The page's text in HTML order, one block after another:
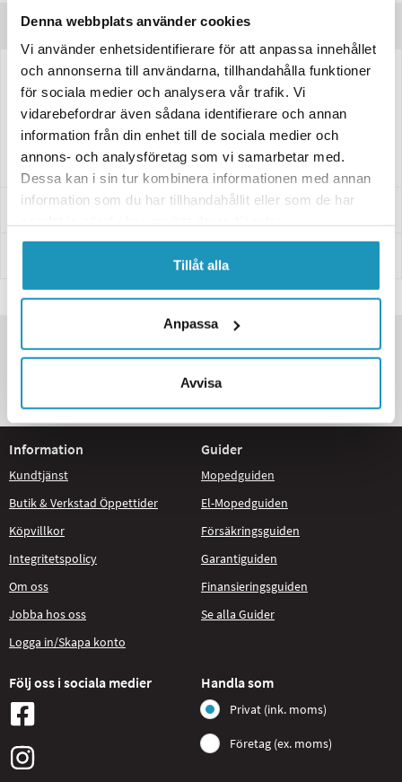
Denna webbplats använder cookies
Vi använder enhetsidentifierare för att anpassa innehållet
och annonserna till användarna, tillhandahålla funktioner
för sociala medier och analysera vår trafik. Vi
vidarebefordrar även sådana identifierare och annan
information från din enhet till de sociala medier och
annons- och analysföretag som vi samarbetar med.
Dessa kan i sin tur kombinera informationen med annan
information som du har tillhandahållit eller som de har
Tillåt alla
Anpassa
Avvisa
Produktinformation
Ett sadelskydd ger dig tryggheten att aldrig behöva sitta på en blöt
sadel!
Detta är ett universellt sadelskydd med måtten 62*92cm. På bilden
sitter sadelskyddet på vår populära elmopeder NIU NQi!
Leverans- & Returinformation
SNABBA LEVERANSER
KÄNDA VARUMÄRKEN
STORT UTBUD
Information
Kundtjänst
Butik & Verkstad Öppettider
Köpvillkor
Integritetspolicy
Om oss
Jobba hos oss
Logga in/Skapa konto
Guider
Mopedguiden
El-Mopedguiden
Försäkringsguiden
Garantiguiden
Finansieringsguiden
Se alla Guider
Följ oss i sociala medier Handla som
Privat (ink. moms)
Företag (ex. moms)